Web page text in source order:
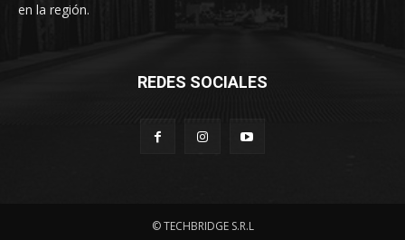
en la región.
REDES SOCIALES
© TECHBRIDGE S.R.L